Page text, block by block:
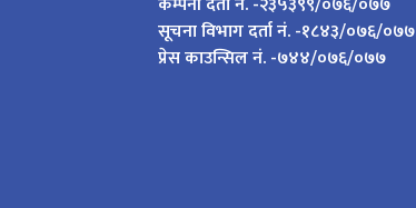
सूचना विभाग दर्ता नं. -१८४३/०७६/०७७
प्रेस काउन्सिल नं. -७४४/०७६/०७७